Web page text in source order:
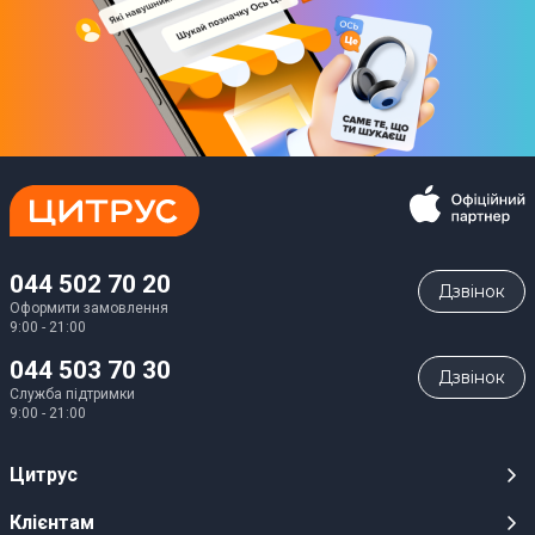
044 502 70 20
Оформити замовлення
9:00 - 21:00
Дзвiнок
044 503 70 30
Служба підтримки
9:00 - 21:00
Дзвiнок
Цитрус
Кар’єра
Клієнтам